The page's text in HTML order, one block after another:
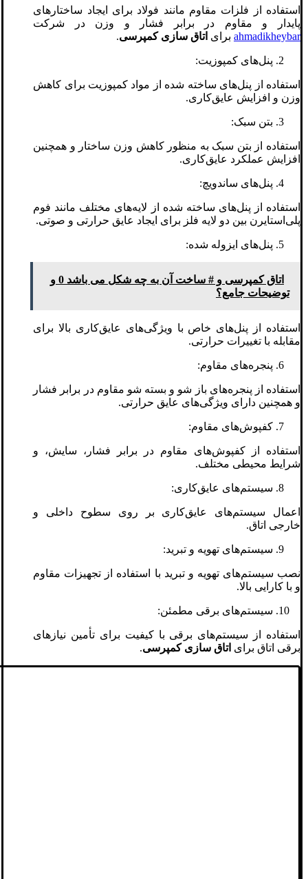
استفاده از فلزات مقاوم مانند فولاد برای ایجاد ساختارهای
پایدار و مقاوم در برابر فشار و وزن در شرکت
ahmadikheybar برای اتاق سازی کمپرسی.
پنل‌های کمپوزیت:
استفاده از پنل‌های ساخته شده از مواد کمپوزیت برای کاهش
وزن و افزایش عایق‌کاری.
بتن سبک:
استفاده از بتن سبک به منظور کاهش وزن ساختار و همچنین
افزایش عملکرد عایق‌کاری.
پنل‌های ساندویچ:
استفاده از پنل‌های ساخته شده از لایه‌های مختلف مانند فوم
پلی‌استایرن بین دو لایه فلز برای ایجاد عایق حرارتی و صوتی.
پنل‌های ایزوله شده:
اتاق کمپرسی و # ساخت آن به چه شکل می باشد 0 و
توضیحات جامع؟
استفاده از پنل‌های خاص با ویژگی‌های عایق‌کاری بالا برای
مقابله با تغییرات حرارتی.
پنجره‌های مقاوم:
استفاده از پنجره‌های باز شو و بسته شو مقاوم در برابر فشار
و همچنین دارای ویژگی‌های عایق حرارتی.
کفپوش‌های مقاوم:
استفاده از کفپوش‌های مقاوم در برابر فشار، سایش، و
شرایط محیطی مختلف.
سیستم‌های عایق‌کاری:
اعمال سیستم‌های عایق‌کاری بر روی سطوح داخلی و
خارجی اتاق.
سیستم‌های تهویه و تبرید:
نصب سیستم‌های تهویه و تبرید با استفاده از تجهیزات مقاوم
و با کارایی بالا.
سیستم‌های برقی مطمئن:
استفاده از سیستم‌های برقی با کیفیت برای تأمین نیازهای
برقی اتاق برای اتاق سازی کمپرسی.